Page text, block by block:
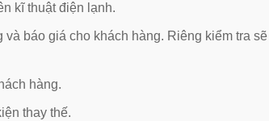
kĩ thuật điện lạnh.
báo giá cho khách hàng. Riêng kiểm tra sẽ
hàng.
thay thế.